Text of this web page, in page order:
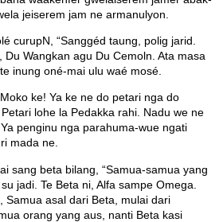
jeiserem jam ne armanulyon.
curupN, “Sanggéd taung, polig jarid.
Du Wangkan agu Du Cemoln. Ata masa
inung oné-mai ulu waé mosé.
ke! Ya ke ne do petari nga do
lohe la Pedakka rahi. Nadu we ne
penginu nga parahuma-wue ngati
mada ne.
sang beta bilang, “Samua-samua yang
jadi. Te Beta ni, Alfa sampe Omega.
Samua asal dari Beta, mulai dari
orang yang aus, nanti Beta kasi